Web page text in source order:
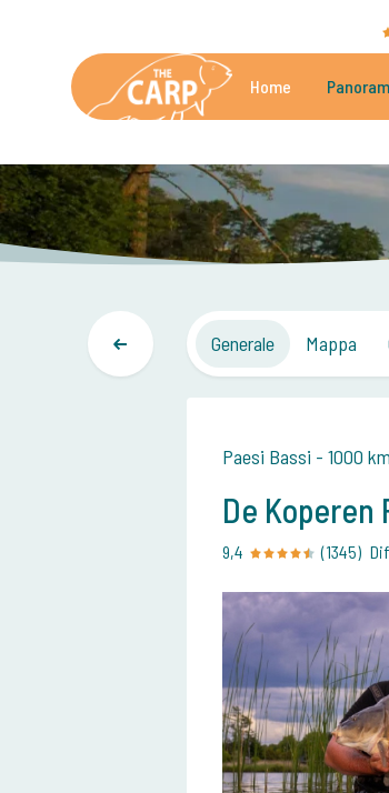
Home
Generale Mappa
Paesi Bassi - 1000
De Koperen
9,4 (1345)